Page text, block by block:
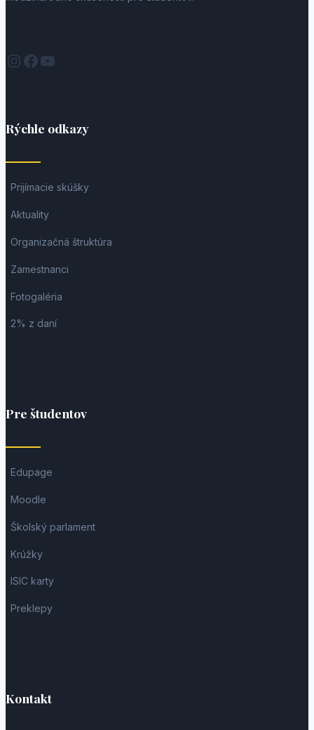
Instagram
Facebook
YouTube
Rýchle odkazy
Prijímacie skúšky
Aktuality
Organizačná štruktúra
Zamestnanci
Fotogaléria
2% z daní
Pre študentov
Edupage
Moodle
Školský parlament
Krúžky
ISIC karty
Preklepy
Kontakt